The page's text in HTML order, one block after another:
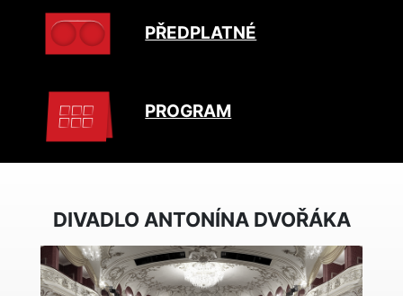
PŘEDPLATNÉ
PROGRAM
DIVADLO ANTONÍNA DVOŘÁKA